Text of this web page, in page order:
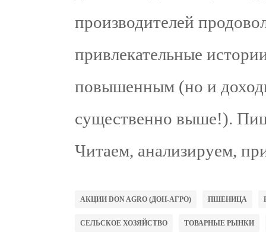
производителей
привлекательные
повышенным (но и
существенно выше!).
Читаем, анализируем,
АКЦИИ DON AGRO (ДОН-АГРО) ПШЕНИЦА
СЕЛЬСКОЕ ХОЗЯЙСТВО ТОВАРНЫЕ РЫНКИ